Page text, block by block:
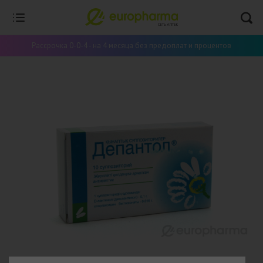
Рассрочка 0-0-4 - на 4 месяца без предоплат и процентов